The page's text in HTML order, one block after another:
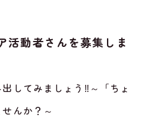
活動者さんを募集しま
してみましょう‼～「ちょ
んか？～